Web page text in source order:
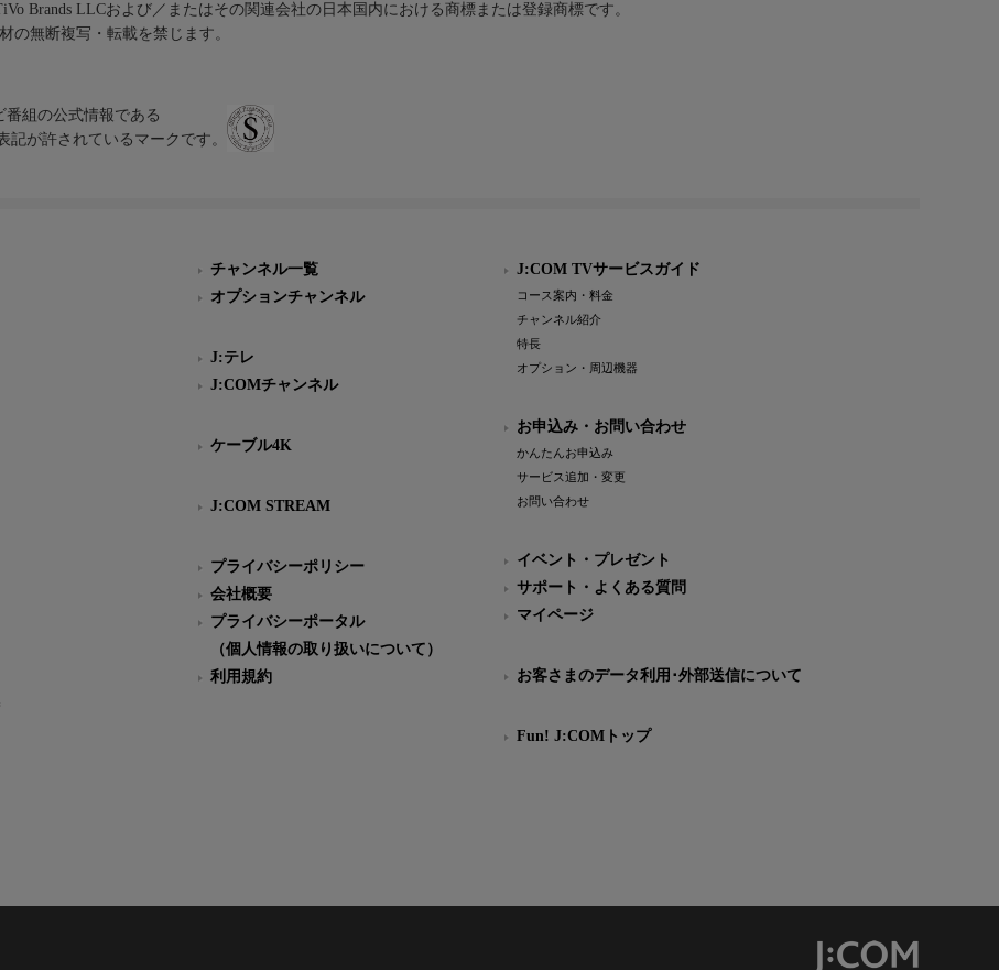
Brands LLCおよび／またはその関連会社の日本国内における商標または登録商標です。
の無断複写・転載を禁じます。
番組の公式情報である
記が許されているマークです。
チャンネル一覧
オプションチャンネル
J:テレ
J:COMチャンネル
ケーブル4K
J:COM STREAM
プライバシーポリシー
会社概要
プライバシーポータル
（個人情報の取り扱いについて）
利用規約
J:COM TVサービスガイド
コース案内・料金
チャンネル紹介
特長
オプション・周辺機器
お申込み・お問い合わせ
かんたんお申込み
サービス追加・変更
お問い合わせ
イベント・プレゼント
サポート・よくある質問
マイページ
お客さまのデータ利用･外部送信について
Fun! J:COMトップ